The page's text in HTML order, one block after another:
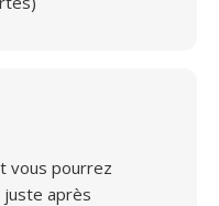
vous pourrez
après